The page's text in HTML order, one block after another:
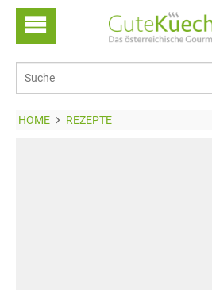
HOME REZEPTE